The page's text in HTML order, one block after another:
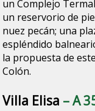
un Complejo
un reservorio de
nuez pecán; una
espléndido
la propuesta de
Colón.
Villa Elisa – A